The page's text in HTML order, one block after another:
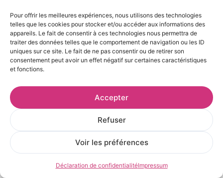
Pour offrir les meilleures expériences, nous utilisons des technologies
telles que les cookies pour stocker et/ou accéder aux informations des
appareils. Le fait de consentir à ces technologies nous permettra de
traiter des données telles que le comportement de navigation ou les ID
uniques sur ce site. Le fait de ne pas consentir ou de retirer son
consentement peut avoir un effet négatif sur certaines caractéristiques
et fonctions.
Accepter
Refuser
Voir les préférences
Déclaration de confidentialitéImpressum